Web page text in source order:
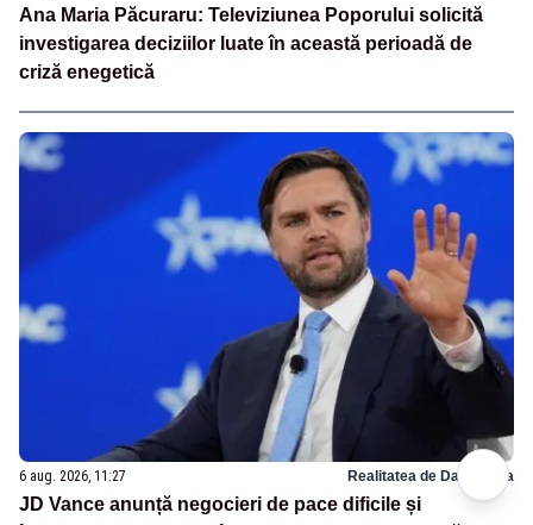
Ana Maria Păcuraru: Televiziunea Poporului solicită
investigarea deciziilor luate în această perioadă de
criză enegetică
6 aug. 2026, 11:27 Realitatea de Dambovita
JD Vance anunță negocieri de pace dificile și